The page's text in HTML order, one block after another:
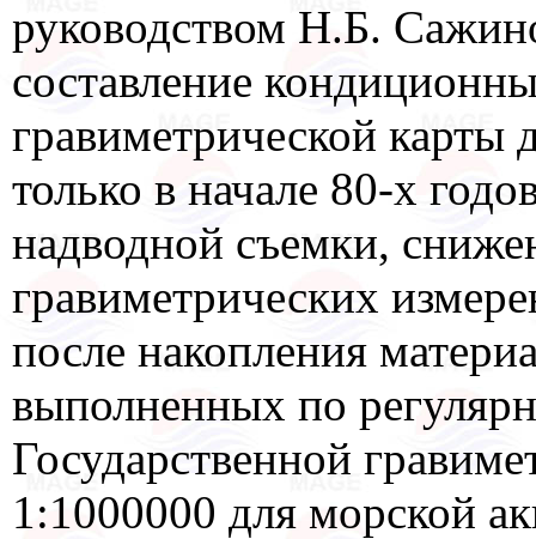
руководством Н.Б.
составление
гравиметрической
только в начале 80-х
надводной съемки,
гравиметрических
после накопления
выполненных по
Государственной
1:1000000 для морской